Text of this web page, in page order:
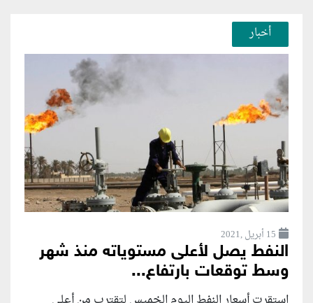
أخبار
15 أبريل ,2021
النفط يصل لأعلى مستوياته منذ شهر
وسط توقعات بارتفاع...